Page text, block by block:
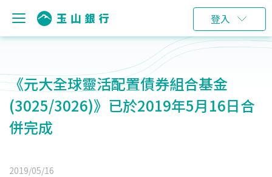
登入
《元大全球靈活配置債券組合基金
(3025/3026)》已於2019年5月16日合
併完成
2019/05/16